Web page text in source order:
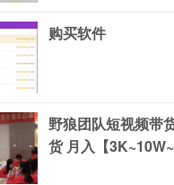
购买软件
野狼团队短视频带
货 月入【3K~10W~